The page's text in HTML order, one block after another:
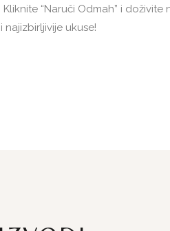
Kliknite “Naruči Odmah” i
najizbirljivije ukuse!